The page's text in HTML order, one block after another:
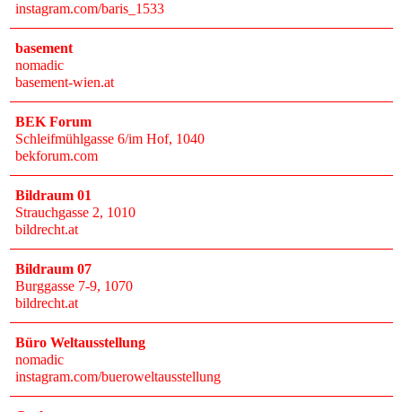
instagram.com/baris_1533
basement
nomadic
basement-wien.at
BEK Forum
Schleifmühlgasse 6/im Hof, 1040
bekforum.com
Bildraum 01
Strauchgasse 2, 1010
bildrecht.at
Bildraum 07
Burggasse 7-9, 1070
bildrecht.at
Büro Weltausstellung
nomadic
instagram.com/bueroweltausstellung